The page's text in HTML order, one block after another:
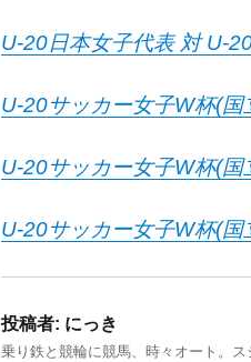
U-20日本女子代表 対 U-
U-20サッカー女子W杯(国
U-20サッカー女子W杯(国
U-20サッカー女子W杯(
投稿者: にっき
乗り鉄と競輪に競馬、時々オート。